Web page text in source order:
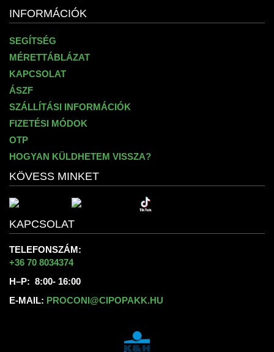
INFORMÁCIÓK
SEGÍTSÉG
MÉRETTÁBLÁZAT
KAPCSOLAT
ÁSZF
SZÁLLÍTÁSI INFORMÁCIÓK
FIZETÉSI MÓDOK
OTP
HOGYAN KÜLDHETEM VISSZA?
KÖVESS MINKET
KAPCSOLAT
TELEFONSZÁM:
+36 70 8034374
H–P: 8:00- 16:00
E-MAIL: PROCONI@CIPOPAKK.HU